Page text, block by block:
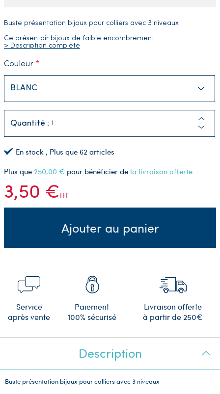
Buste présentation bijoux pour colliers avec 3 niveaux
Ce présentoir bijoux de faible encombrement…
> Description complète
Couleur
Quantité :
En stock , Plus que 62 articles
Plus que 250,00 € pour bénéficier de la livraison offerte
3,50 €HT
Ajouter au panier
Service
après vente
Paiement
100% sécurisé
Livraison offerte
à partir de 250€
Description
Buste présentation bijoux pour colliers avec 3 niveaux